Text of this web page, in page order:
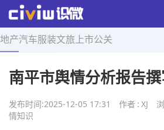
地产汽车服装文旅 上市公关
首页 > 舆情知识 > 正文
南平市舆情分析报告
发布时间:2025-12-05 17:31 作者 : XJ
情知识